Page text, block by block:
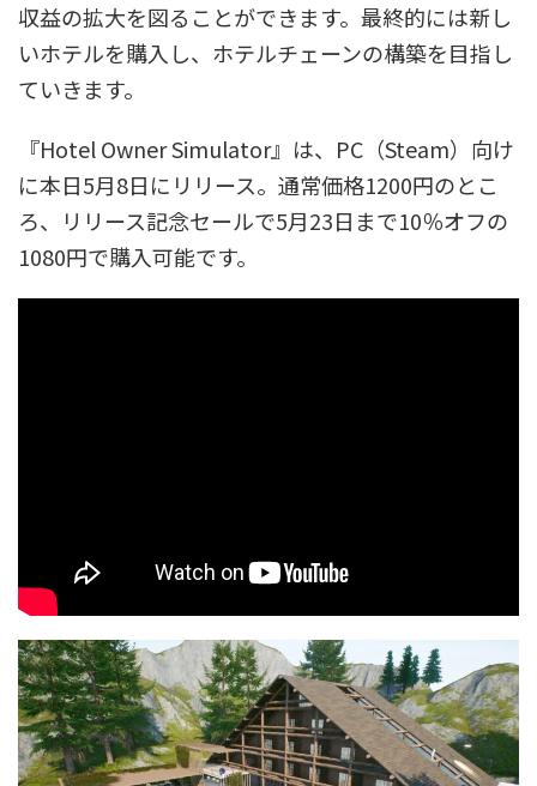
収益の拡大を図ることができます。最終的には新し
いホテルを購入し、ホテルチェーンの構築を目指し
ていきます。
『Hotel Owner Simulator』は、PC（Steam）向け
に本日5月8日にリリース。通常価格1200円のとこ
ろ、リリース記念セールで5月23日まで10％オフの
1080円で購入可能です。